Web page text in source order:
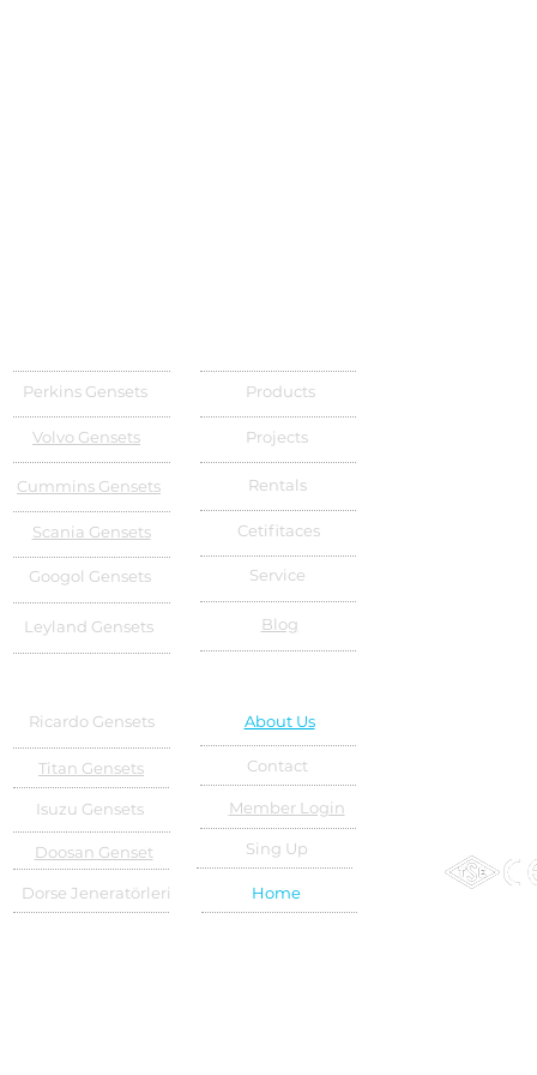
Perkins Gensets
Volvo Gensets
Cummins Gensets
Scania Gensets
Googol Gensets
Leyland Gensets
Products
Projects
Rentals
Cetifitaces
Service
Blog
Ricardo Gensets
Titan Gensets
Isuzu Gensets
Doosan Genset
Dorse Jeneratörleri
About Us
Contact
Member Login
Sing Up
Home